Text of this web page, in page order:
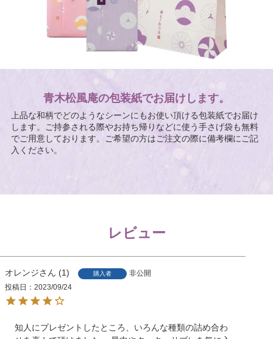
青木松風庵の包装紙でお届けします。
上品な和柄でどのようなシーンにもお使い頂ける包装紙でお届け
します。ご持参される際やお持ち帰りなどに使う手さげ袋も無料
でご用意しております。ご希望の方はご注文の際に備考欄にご記
入ください。
レビュー
オレンジ 1 購入者
非公開
投稿日
2023/09/24
知人にプレゼントしたところ、いろんな種類の詰め合わ